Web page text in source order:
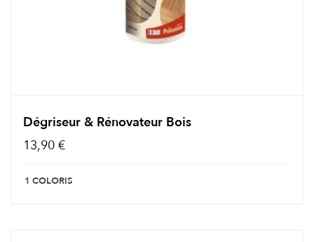
Dégriseur & Rénovateur Bois
13,90 €
1 COLORIS